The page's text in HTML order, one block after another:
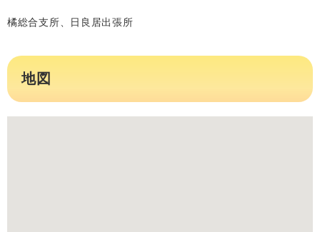
橘総合支所、日良居出張所
地図